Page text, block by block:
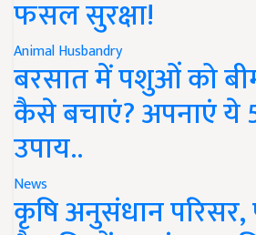
फसल सुरक्षा!
Animal Husbandry
बरसात में पशुओं को
कैसे बचाएं? अपनाएं ये
उपाय..
News
कृषि अनुसंधान परिसर,